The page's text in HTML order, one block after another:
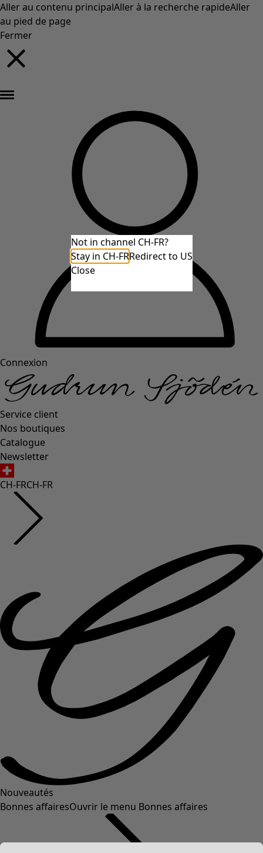
Aller au contenu principalAller à la recherche rapideAller
au pied de page
Fermer
Connexion
Service client
Nos boutiques
Catalogue
Newsletter
CH-FRCH-FR
Nouveautés
Bonnes affairesOuvrir le menu Bonnes affaires
Not in channel CH-FR?
Stay in CH-FRRedirect to US
Close